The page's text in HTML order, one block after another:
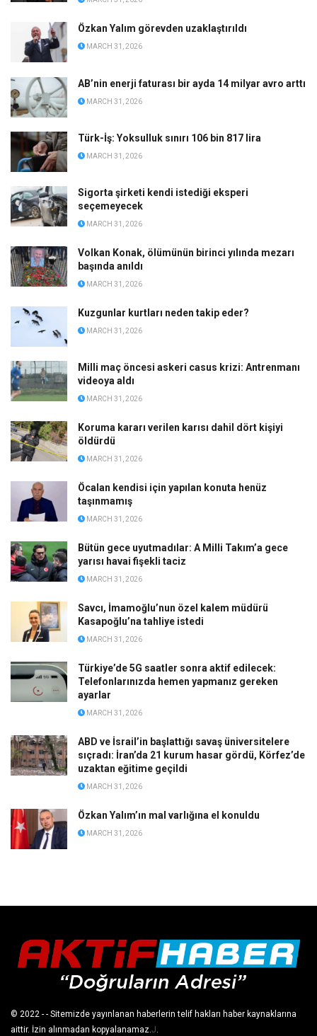
Özkan Yalım görevden uzaklaştırıldı
MARCH 31, 2026
AB’nin enerji faturası bir ayda 14 milyar avro arttı
MARCH 31, 2026
Türk-İş: Yoksulluk sınırı 106 bin 817 lira
MARCH 31, 2026
Sigorta şirketi kendi istediği eksperi
seçemeyecek
MARCH 31, 2026
Volkan Konak, ölümünün birinci yılında mezarı
başında anıldı
MARCH 31, 2026
Kuzgunlar kurtları neden takip eder?
MARCH 31, 2026
Milli maç öncesi askeri casus krizi: Antrenmanı
videoya aldı
MARCH 31, 2026
Koruma kararı verilen karısı dahil dört kişiyi
öldürdü
MARCH 31, 2026
Öcalan kendisi için yapılan konuta henüz
taşınmamış
MARCH 31, 2026
Bütün gece uyutmadılar: A Milli Takım’a gece
yarısı havai fişekli taciz
MARCH 31, 2026
Savcı, İmamoğlu’nun özel kalem müdürü
Kasapoğlu’na tahliye istedi
MARCH 31, 2026
Türkiye’de 5G saatler sonra aktif edilecek:
Telefonlarınızda hemen yapmanız gereken
ayarlar
MARCH 31, 2026
ABD ve İsrail’in başlattığı savaş üniversitelere
sıçradı: İran’da 21 kurum hasar gördü, Körfez’de
uzaktan eğitime geçildi
MARCH 31, 2026
Özkan Yalım’ın mal varlığına el konuldu
MARCH 31, 2026
© 2022 - - Sitemizde yayınlanan haberlerin telif hakları haber kaynaklarına
aittir. İzin alınmadan kopyalanamaz. J